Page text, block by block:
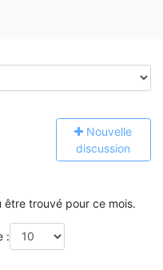
Nouvelle
discussion
être trouvé pour ce mois.
: